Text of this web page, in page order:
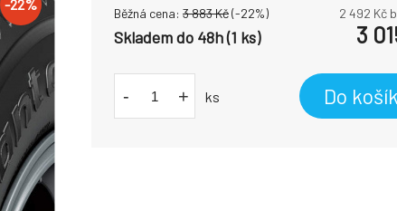
-22%
Běžná cena: 3 883Kč(-22%) 2 492 Kč
Skladem do 48h (1 ks) 3
- + ks Do